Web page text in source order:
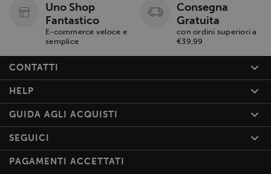
Uno Shop
Fantastico
E-commerce veloce e
semplice
Consegna
Gratuita
con ordini superiori a
€39,99
CONTATTI
HELP
GUIDA AGLI ACQUISTI
SEGUICI
PAGAMENTI ACCETTATI